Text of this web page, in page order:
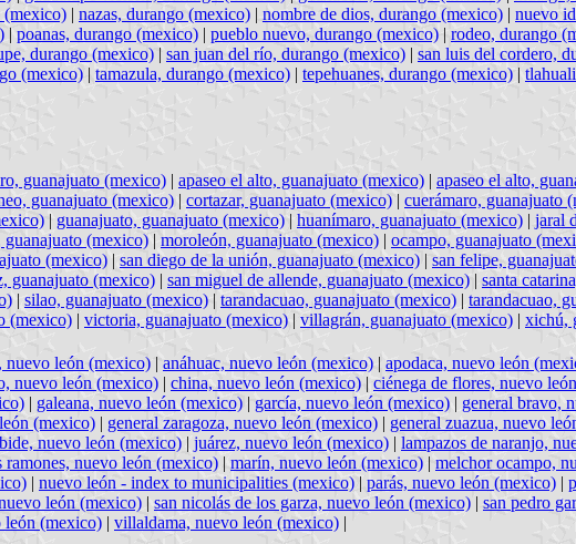
(mexico) | nazas, durango (mexico) | nombre de dios, durango (mexico) | nuevo
| poanas, durango (mexico) | pueblo nuevo, durango (mexico) | rodeo, durango
durango (mexico) | san juan del río, durango (mexico) | san luis del cordero,
(mexico) | tamazula, durango (mexico) | tepehuanes, durango (mexico) |
guanajuato (mexico) | apaseo el alto, guanajuato (mexico) | apaseo el alto,
guanajuato (mexico) | cortazar, guanajuato (mexico) | cuerámaro, guanajuato
| guanajuato, guanajuato (mexico) | huanímaro, guanajuato (mexico) | jaral
(mexico) | moroleón, guanajuato (mexico) | ocampo, guanajuato
(mexico) | san diego de la unión, guanajuato (mexico) | san felipe,
guanajuato (mexico) | san miguel de allende, guanajuato (mexico) | santa
| silao, guanajuato (mexico) | tarandacuao, guanajuato (mexico) | tarandacuao,
(mexico) | victoria, guanajuato (mexico) | villagrán, guanajuato (mexico) | xichú,
nuevo león (mexico) | anáhuac, nuevo león (mexico) | apodaca, nuevo león
nuevo león (mexico) | china, nuevo león (mexico) | ciénega de flores, nuevo
| galeana, nuevo león (mexico) | garcía, nuevo león (mexico) | general bravo,
(mexico) | general zaragoza, nuevo león (mexico) | general zuazua, nuevo
nuevo león (mexico) | juárez, nuevo león (mexico) | lampazos de naranjo,
ramones, nuevo león (mexico) | marín, nuevo león (mexico) | melchor ocampo,
| nuevo león - index to municipalities (mexico) | parás, nuevo león (mexico) |
león (mexico) | san nicolás de los garza, nuevo león (mexico) | san pedro
(mexico) | villaldama, nuevo león (mexico) |